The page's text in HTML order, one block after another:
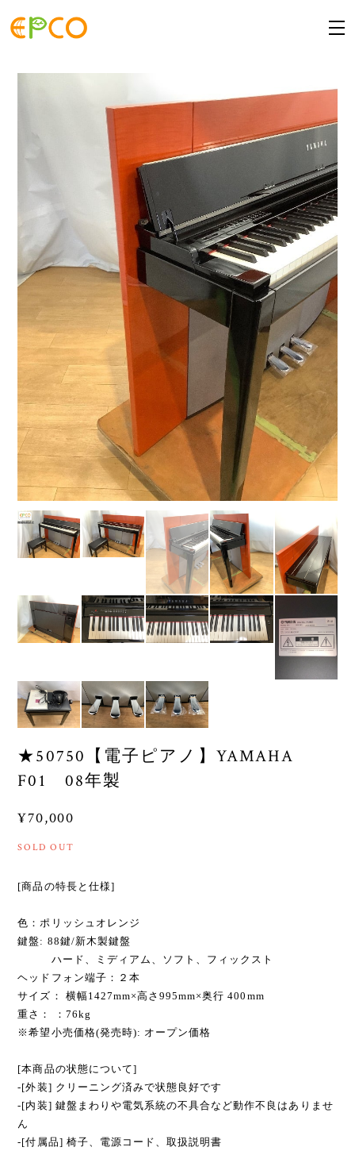
★50750【電子ピアノ】YAMAHA
F01 08年製
¥70,000
SOLD OUT
[商品の特長と仕様]
色：ポリッシュオレンジ
鍵盤: 88鍵/新木製鍵盤
ハード、ミディアム、ソフト、フィックスト
ヘッドフォン端子：２本
サイズ： 横幅1427mm×高さ995mm×奥行 400mm
重さ： ：76kg
※希望小売価格(発売時): オープン価格
[本商品の状態について]
-[外装] クリーニング済みで状態良好です
-[内装] 鍵盤まわりや電気系統の不具合など動作不良はありませ
ん
-[付属品] 椅子、電源コード、取扱説明書